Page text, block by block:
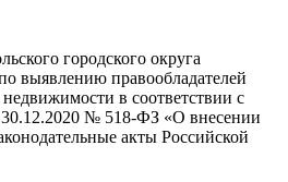
городского округа
выявлению правообладателей
в соответствии с
№ 518-ФЗ «О внесении
акты Российской